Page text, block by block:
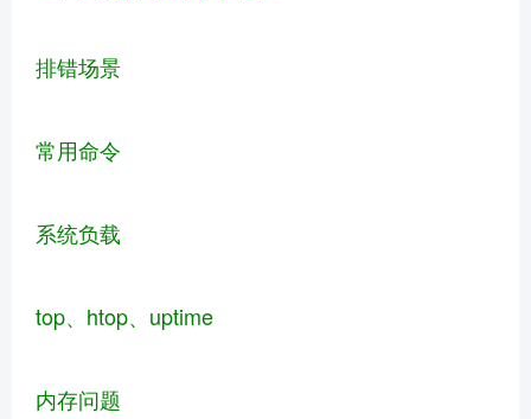
排错场景
常用命令
系统负载
top、htop、uptime
内存问题